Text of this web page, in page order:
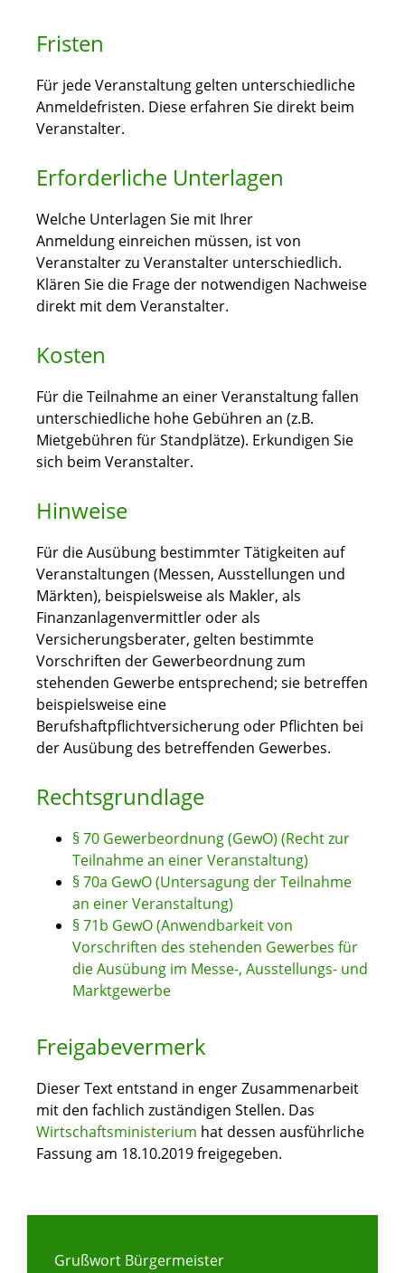
Fristen
Für jede Veranstaltung gelten unterschiedliche
Anmeldefristen. Diese erfahren Sie direkt beim
Veranstalter.
Erforderliche Unterlagen
Welche Unterlagen Sie mit Ihrer
Anmeldung einreichen müssen, ist von
Veranstalter zu Veranstalter unterschiedlich.
Klären Sie die Frage der notwendigen Nachweise
direkt mit dem Veranstalter.
Kosten
Für die Teilnahme an einer Veranstaltung fallen
unterschiedliche hohe Gebühren an (z.B.
Mietgebühren für Standplätze). Erkundigen Sie
sich beim Veranstalter.
Hinweise
Für die Ausübung bestimmter Tätigkeiten auf
Veranstaltungen (Messen, Ausstellungen und
Märkten), beispielsweise als Makler, als
Finanzanlagenvermittler oder als
Versicherungsberater, gelten bestimmte
Vorschriften der Gewerbeordnung zum
stehenden Gewerbe entsprechend; sie betreffen
beispielsweise eine
Berufshaftpflichtversicherung oder Pflichten bei
der Ausübung des betreffenden Gewerbes.
Rechtsgrundlage
§ 70 Gewerbeordnung (GewO) (Recht zur
Teilnahme an einer Veranstaltung)
§ 70a GewO (Untersagung der Teilnahme
an einer Veranstaltung)
§ 71b GewO (Anwendbarkeit von
Vorschriften des stehenden Gewerbes für
die Ausübung im Messe-, Ausstellungs- und
Marktgewerbe
Freigabevermerk
Dieser Text entstand in enger Zusammenarbeit
mit den fachlich zuständigen Stellen. Das
Wirtschaftsministerium hat dessen ausführliche
Fassung am 18.10.2019 freigegeben.
Grußwort Bürgermeister